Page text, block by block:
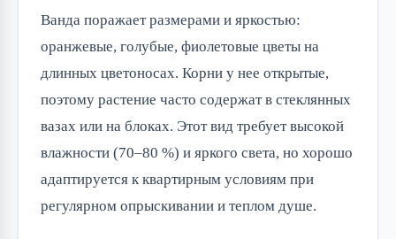
Ванда поражает размерами и яркостью:
оранжевые, голубые, фиолетовые цветы на
длинных цветоносах. Корни у нее открытые,
поэтому растение часто содержат в стеклянных
вазах или на блоках. Этот вид требует высокой
влажности (70–80 %) и яркого света, но хорошо
адаптируется к квартирным условиям при
регулярном опрыскивании и теплом душе.